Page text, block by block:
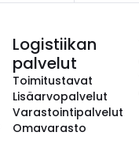
Logistiikan
palvelut
Toimitustavat
Lisäarvopalvelut
Varastointipalvelut
Omavarasto